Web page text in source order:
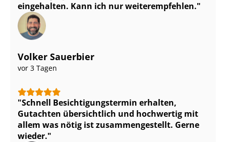
eingehalten. Kann ich nur weiterempfehlen.
Volker Sauerbier
vor 3 Tagen
Schnell Be­sich­ti­gungs­ter­min erhalten,
Gutachten übersichtlich und hochwertig mit
allem was nötig ist zu­sam­men­ge­stellt. Gerne
wieder.